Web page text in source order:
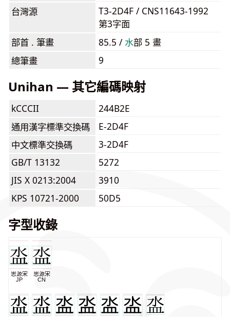
台灣源
T3-2D4F / CNS11643-1992
第3字面
部首 . 筆畫
85.5 /⽔部 5 畫
總筆畫
9
Unihan — 其它編碼映射
kCCCII
244B2E
通用漢字標準交換碼
E-2D4F
中文標準交換碼
3-2D4F
GB/T 13132
5272
JIS X 0213:2004
3910
KPS 10721-2000
50D5
字型收錄
思源宋
JP
思源宋
CN